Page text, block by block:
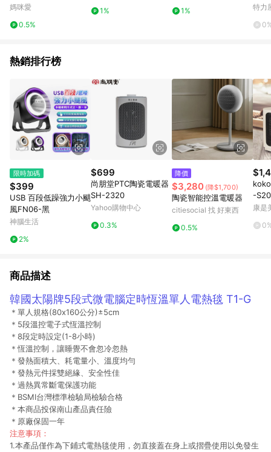
菌兒童枕-飛翔之夢 (3
媽咪愛
0.5%
1%
1%
熱毯
特力
熱銷排行榜
限時加碼
$399
USB 百段低躁強力小颶
風FN06-黑
神腦生活
2%
$699
尚朋堂PTC陶瓷電暖器
SH-2320
Yahoo購物中心
0.3%
降價
$3,280 (降$1,700)
陶瓷智能控溫電暖器
citiesocial 找 好東西
0.5%
-
送
康是
商品描述
韓國太陽牌5段式微電腦定時恆溫單人電熱毯 T1-G
＊單人規格(80x160公分)±5cm
＊5段溫控電子式恆溫控制
＊8段定時設定(1-8小時)
＊恆溫控制，讓睡覺不會忽冷忽熱
＊發熱面積大、耗電量小、溫度均勻
＊發熱元件採雙絕緣、安全性佳
＊過熱異常斷電保護功能
＊BSMI台灣標準檢驗局檢驗合格
＊本商品投保南山產品責任險
＊原廠保固一年
注意事項：
1.本產品僅作為下鋪式電熱毯使用，勿直接蓋在身上或摺疊使用以免發生